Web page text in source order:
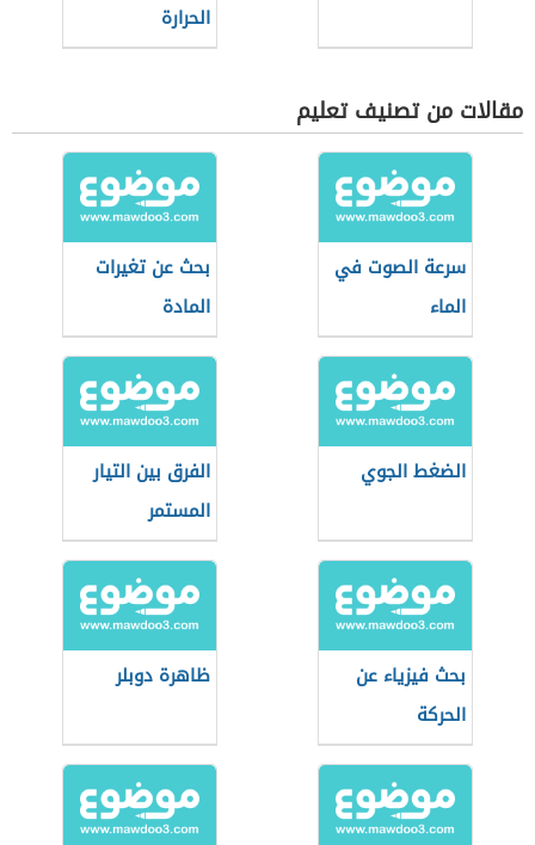
الحرارة
مقالات من تصنيف تعليم
سرعة الصوت في
الماء
بحث عن تغيرات
المادة
الضغط الجوي
الفرق بين التيار
المستمر
والمتناوب
بحث فيزياء عن
الحركة
ظاهرة دوبلر